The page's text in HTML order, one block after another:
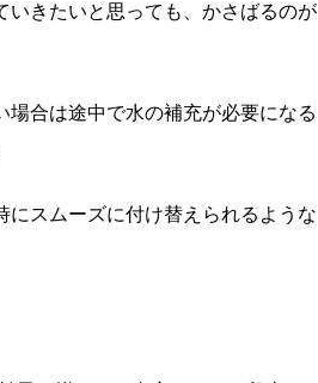
いきたいと思っても、かさばるのが
合は途中で水の補充が必要になる
にスムーズに付け替えられるような